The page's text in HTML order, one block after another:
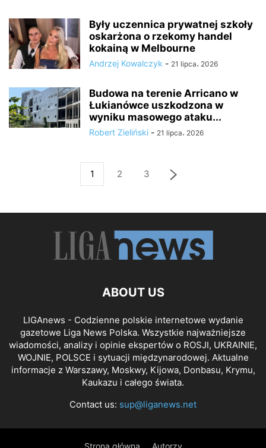
Były uczennica prywatnej szkoły
oskarżona o rzekomy handel
kokainą w Melbourne
Andrzej Kowalczyk - 21 lipca، 2026
Budowa na terenie Arricano w
Łukianówce uszkodzona w
wyniku masowego ataku...
Robert Zieliński - 21 lipca، 2026
1 2 3
ABOUT US
LIGAnews - Codzienne polskie internetowe wydanie
gazetowe Liga News Polska. Wszystkie najważniejsze
wiadomości, analizy i opinie ekspertów o ROSJI, UKRAINIE,
WOJNIE, POLSCE i sytuacji międzynarodowej. Aktualne
informacje z Warszawy, Moskwy, Kijowa, Donbasu, Krymu,
Kaukazu i całego świata.
Contact us: sup@liganews.net
Strona główna Autorzy